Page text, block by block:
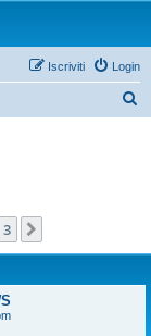
Login
Iscriviti
3